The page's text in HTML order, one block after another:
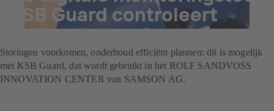
KSB Guard controleert
pompen non-stop
Storingen voorkomen, onderhoud efficiënt plannen: dit is mogelijk
met KSB Guard, dat wordt gebruikt in het ROLF SANDVOSS
INNOVATION CENTER van SAMSON AG.